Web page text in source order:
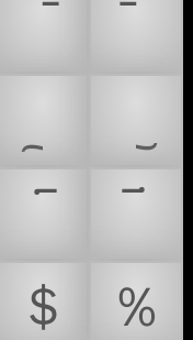
＄
％